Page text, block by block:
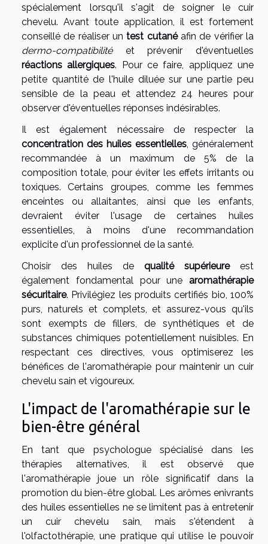
spécialement lorsqu'il s'agit de soigner le cuir
chevelu. Avant toute application, il est fortement
conseillé de réaliser untest cutanéafin de vérifier la
dermo-compatibilitéet prévenir d'éventuelles
réactions allergiques. Pour ce faire, appliquez une
petite quantité de l'huile diluée sur une partie peu
sensible de la peau et attendez 24 heures pour
observer d'éventuelles réponses indésirables.
Il est également nécessaire de respecter la
concentration des huiles essentielles, généralement
recommandée à un maximum de 5% de la
composition totale, pour éviter les effets irritants ou
toxiques. Certains groupes, comme les femmes
enceintes ou allaitantes, ainsi que les enfants,
devraient éviter l'usage de certaines huiles
essentielles, à moins d'une recommandation
explicite d'un professionnel de la santé.
Choisir des huiles de qualité supérieureest
également fondamental pour une aromathérapie
sécuritaire. Privilégiez les produits certifiés bio, 100%
purs, naturels et complets, et assurez-vous qu'ils
sont exempts de fillers, de synthétiques et de
substances chimiques potentiellement nuisibles. En
respectant ces directives, vous optimiserez les
bénéfices de l'aromathérapie pour maintenir un cuir
chevelu sain et vigoureux.
L'impact de l'aromathérapie sur le
bien-être général
En tant que psychologue spécialisé dans les
thérapies alternatives, il est observé que
l'aromathérapie joue un rôle significatif dans la
promotion du bien-être global. Les arômes enivrants
des huiles essentielles ne se limitent pas à entretenir
un cuir chevelu sain, mais s'étendent à
l'olfactothérapie, une pratique qui utilise le pouvoir